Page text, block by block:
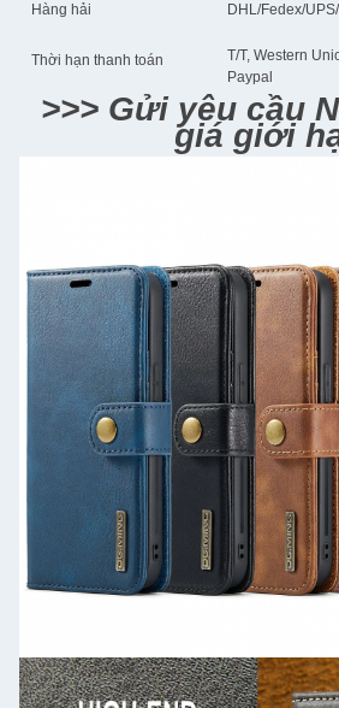
Hàng hải DHL/Fedex/
Thời hạn thanh toán
T/T, Western
Paypal
>>> Gửi yêu cầu
giá giới